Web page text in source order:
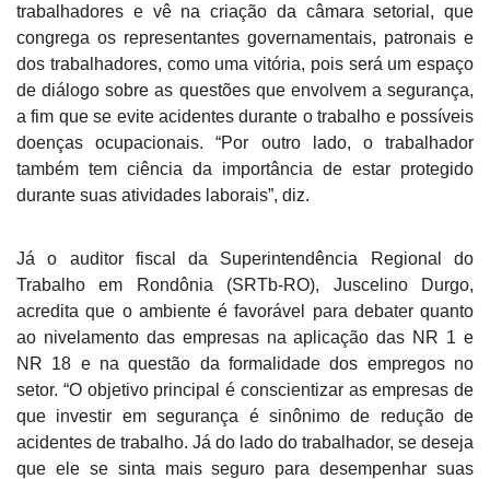
trabalhadores e vê na criação da câmara setorial, que
congrega os representantes governamentais, patronais e
dos trabalhadores, como uma vitória, pois será um espaço
de diálogo sobre as questões que envolvem a segurança,
a fim que se evite acidentes durante o trabalho e possíveis
doenças ocupacionais. “Por outro lado, o trabalhador
também tem ciência da importância de estar protegido
durante suas atividades laborais”, diz.
Já o auditor fiscal da Superintendência Regional do
Trabalho em Rondônia (SRTb-RO), Juscelino Durgo,
acredita que o ambiente é favorável para debater quanto
ao nivelamento das empresas na aplicação das NR 1 e
NR 18 e na questão da formalidade dos empregos no
setor. “O objetivo principal é conscientizar as empresas de
que investir em segurança é sinônimo de redução de
acidentes de trabalho. Já do lado do trabalhador, se deseja
que ele se sinta mais seguro para desempenhar suas